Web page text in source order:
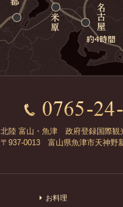
北陸 富山・魚津 政府登録国際
〒937-0013 富山県魚津市天神野
お料理